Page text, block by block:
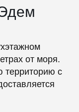
от моря.
территорию с